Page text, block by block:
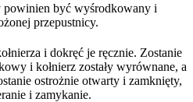
powinien być wyśrodkowany i
przepustnicy.
i dokręć je ręcznie. Zostanie
i kołnierz zostały wyrównane, a
ostrożnie otwarty i zamknięty,
i zamykanie.